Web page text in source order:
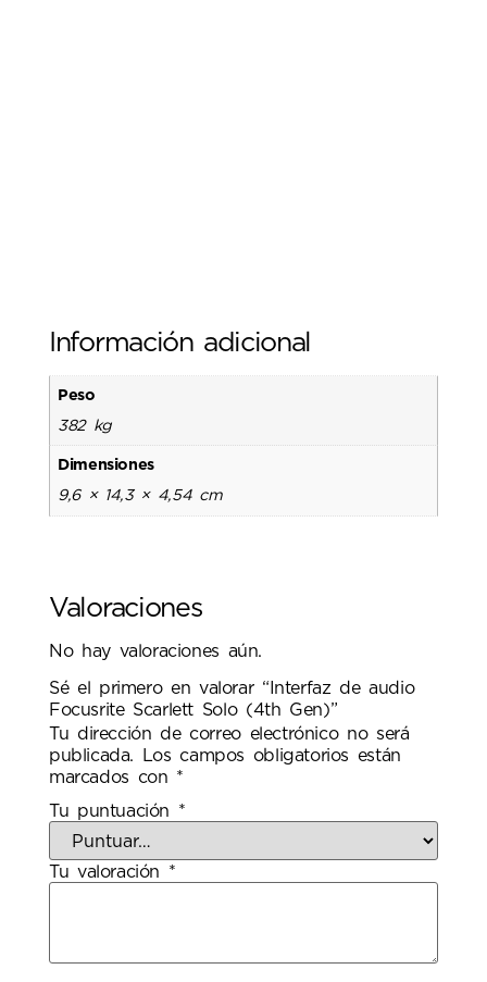
Información adicional
Peso
382 kg
Dimensiones
9,6 × 14,3 × 4,54 cm
Valoraciones
No hay valoraciones aún.
Sé el primero en valorar “Interfaz de audio
Focusrite Scarlett Solo (4th Gen)”
Tu dirección de correo electrónico no será
publicada.
Los campos obligatorios están
marcados con *
Tu puntuación *
Tu valoración *